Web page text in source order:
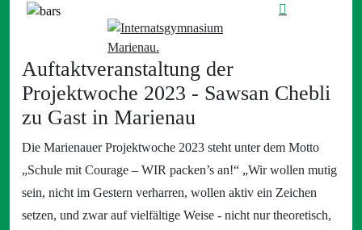
Auftaktveranstaltung der
Projektwoche 2023 - Sawsan Chebli
zu Gast in Marienau
Die Marienauer Projektwoche 2023 steht unter dem Motto
„Schule mit Courage – WIR packen’s an!“ „Wir wollen mutig
sein, nicht im Gestern verharren, wollen aktiv ein Zeichen
setzen, und zwar auf vielfältige Weise - nicht nur theoretisch,